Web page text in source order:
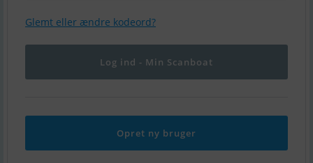
Glemt eller ændre kodeord?
Opret ny bruger